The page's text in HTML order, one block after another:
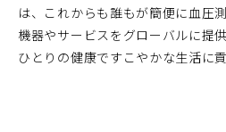
は、これからも誰もが簡便に血圧
機器やサービスをグローバルに提
ひとりの健康ですこやかな生活に